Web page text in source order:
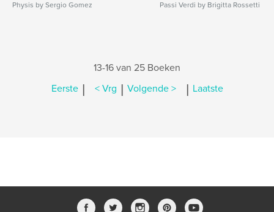
Physis by Sergio Gomez Passi Verdi by Brigitta Rossetti
13-16 van 25 Boeken
Eerste | < Vrg | Volgende > | Laatste